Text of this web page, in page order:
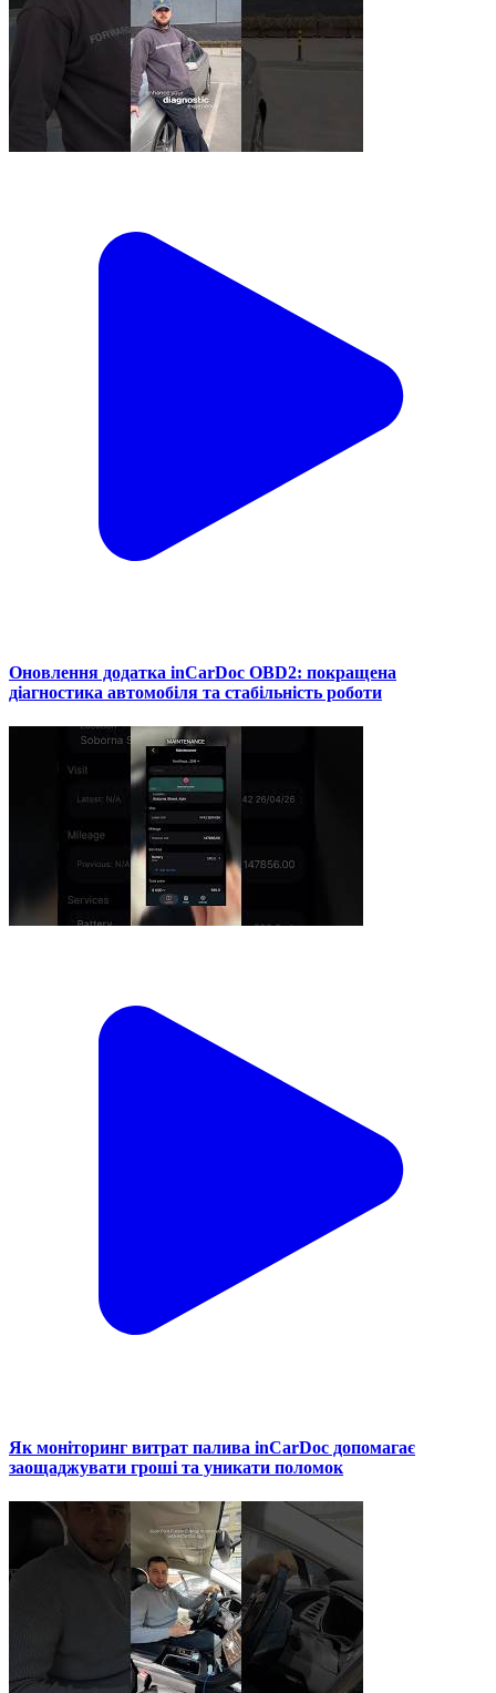
Оновлення додатка inCarDoc OBD2: покращена
діагностика автомобіля та стабільність роботи
Як моніторинг витрат палива inCarDoc допомагає
заощаджувати гроші та уникати поломок